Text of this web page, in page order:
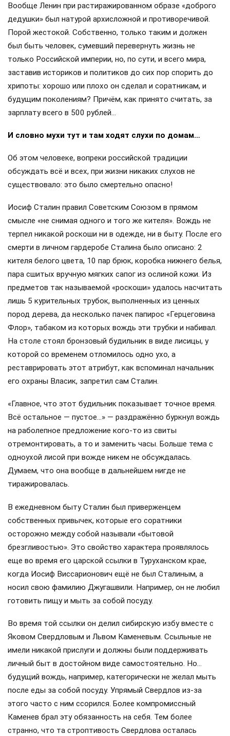
Вообще Ленин при растиражированном образе «доброго
дедушки» был натурой архисложной и противоречивой.
Порой жестокой. Собственно, только таким и должен
был быть человек, сумевший перевернуть жизнь не
только Российской империи, но, по сути, и всего мира,
заставив историков и политиков до сих пор спорить до
хрипоты: хорошо или плохо он сделал и соратникам, и
будущим поколениям? Причём, как принято считать, за
зарплату всего в 500 рублей…
И словно мухи тут и там ходят слухи по домам…
Об этом человеке, вопреки российской традиции
обсуждать всё и всех, при жизни никаких слухов не
существовало: это было смертельно опасно!
Иосиф Сталин правил Советским Союзом в прямом
смысле «не снимая одного и того же кителя». Вождь не
терпел никакой роскоши ни в одежде, ни в быту. После его
смерти в личном гардеробе Сталина было описано: 2
кителя белого цвета, 10 пар брюк, коробка нижнего белья,
пара сшитых вручную мягких сапог из ослиной кожи. Из
предметов так называемой «роскоши» удалось насчитать
лишь 5 курительных трубок, выполненных из ценных
пород дерева, да несколько пачек папирос «Герцеговина
Флор», табаком из которых вождь эти трубки и набивал.
На столе стоял бронзовый будильник в виде лисицы, у
которой со временем отломилось одно ухо, а
реставрировать этот атрибут, как вспоминал начальник
его охраны Власик, запретил сам Сталин.
«Главное, что этот будильник показывает точное время.
Всё остальное — пустое…» — раздражённо буркнул вождь
на раболепное предложение кого-то из свиты
отремонтировать, а то и заменить часы. Больше тема с
одноухой лисой при вожде никем не обсуждалась.
Думаем, что она вообще в дальнейшем нигде не
тиражировалась.
В ежедневном быту Сталин был приверженцем
собственных привычек, которые его соратники
осторожно между собой называли «бытовой
брезгливостью». Это свойство характера проявлялось
еще во время его царской ссылки в Туруханском крае,
когда Иосиф Виссарионович ещё не был Сталиным, а
носил свою фамилию Джугашвили. Например, он не любил
готовить пищу и мыть за собой посуду.
Во время той ссылки он делил сибирскую избу вместе с
Яковом Свердловым и Львом Каменевым. Ссыльные не
имели никакой прислуги и должны были поддерживать
личный быт в достойном виде самостоятельно. Но…
будущий вождь, например, категорически не желал мыть
после еды за собой посуду. Упрямый Свердлов из-за
этого часто с ним ссорился. Более компромиссный
Каменев брал эту обязанность на себя. Тем более
странно, что та строптивость Свердлова осталась